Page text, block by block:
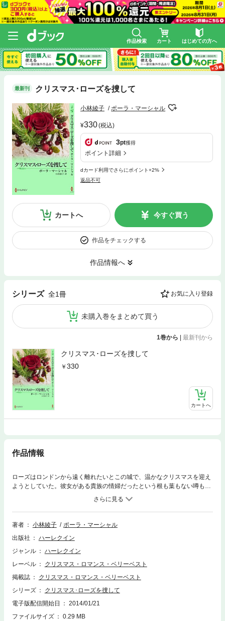
作品検索 カート はじめての方へ
最新刊 クリスマス･ローズを捜して
小林綾子 ポーラ・マーシャル
330(税込)
3pt獲得
ポイント詳細
dカード利用でさらにポイント+2%
返品不可
カートへ 今すぐ買う
作品をチェックする
作品情報へ
シリーズ 全1冊 お気に入り登録
未購入巻をまとめて買う
1巻から | 最新刊から
クリスマス･ローズを捜して
330
カートへ
作品情報
ローズはロンドンから遠く離れたいとこの城で、温かなクリスマスを迎え
ようとしていた。彼女がある貴族の情婦だったという根も葉もない噂も田
舎の社交界では知られていないはずだ。そう思って安心していたローズの
前に、以前、侮蔑の言葉を投げつけてきたサー・マイルズが招待客として
現れた。彼はわたしの過去を暴くつもりだろうか？
著者
小林綾子
ポーラ・マーシャル
出版社
ハーレクイン
ジャンル
ハーレクイン
レーベル
クリスマス・ロマンス・ベリーベスト
掲載誌
クリスマス・ロマンス・ベリーベスト
シリーズ
クリスマス･ローズを捜して
電子版配信開始日
2014/01/21
ファイルサイズ
0.29 MB